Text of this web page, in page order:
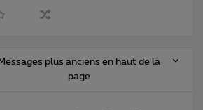
Messages plus anciens en haut de la
page